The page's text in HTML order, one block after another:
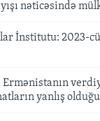
nəticəsində
İnstitutu: 2023-
yanlış